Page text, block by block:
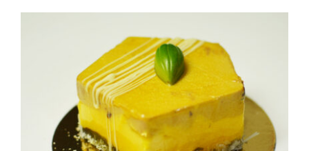
DÉTAILS